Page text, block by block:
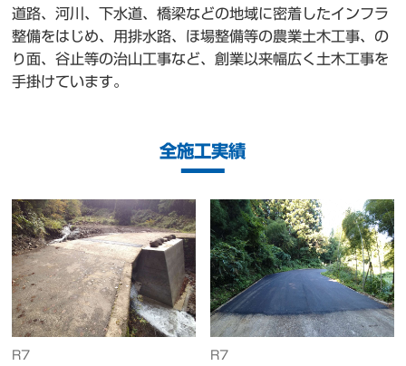
道路、河川、下水道、橋梁などの地域に密着したインフラ
整備をはじめ、用排水路、ほ場整備等の農業土木工事、の
り面、谷止等の治山工事など、創業以来幅広く土木工事を
手掛けています。
全施工実績
R7 R7